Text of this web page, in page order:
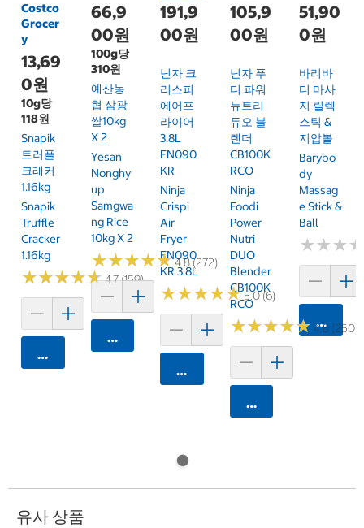
Costco
Grocer
y
13,69
0원
10g당
118원
Snapik
트러플
크래커
1.16kg
Snapik
Truffle
Cracker
1.16kg
★★★★★
★★★★★4.7 (159)
카트에 담기
66,9
00원
100g당
310원
예산농
협 삼광
쌀10kg
X 2
Yesan
Nonghy
Up
Samgwa
Ng Rice
10kg X 2
★★★★★
★★★★★4.8 (272)
카트에 담기
191,9
00원
닌자 크
리스피
에어프
라이어
3.8L
FN090
KR
Ninja
Crispi
Air
Fryer
FN090
KR 3.8L
★★★★★
★★★★★5.0 (6)
카트에 담기
105,9
00원
닌자 푸
디 파워
뉴트리
듀오 블
렌더
CB100K
RCO
Ninja
Foodi
Power
Nutri
DUO
Blender
CB100K
RCO
★★★★★
★★★★★ 4.8 (250)
카트에 담기
51,90
0원
바리바
디 마사
지 릴렉
스틱 &
지압볼
Barybo
Dy
Massag
E Stick &
Ball
★★★
★★★
카트에
유사 상품